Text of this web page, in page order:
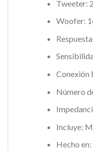
Tweeter:
Woofer:
Conexión
Número
Incluye:
Hecho en: